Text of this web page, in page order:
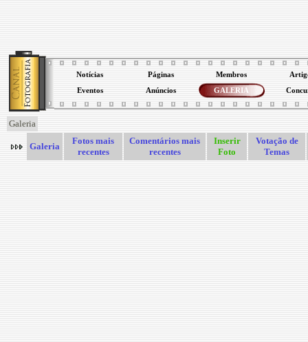
Notícias Páginas Membros
Eventos Anúncios GALERIA
Galeria
Galeria
Fotos mais
recentes
Comentários mais
recentes
Inserir
Foto
Votação de
Temas